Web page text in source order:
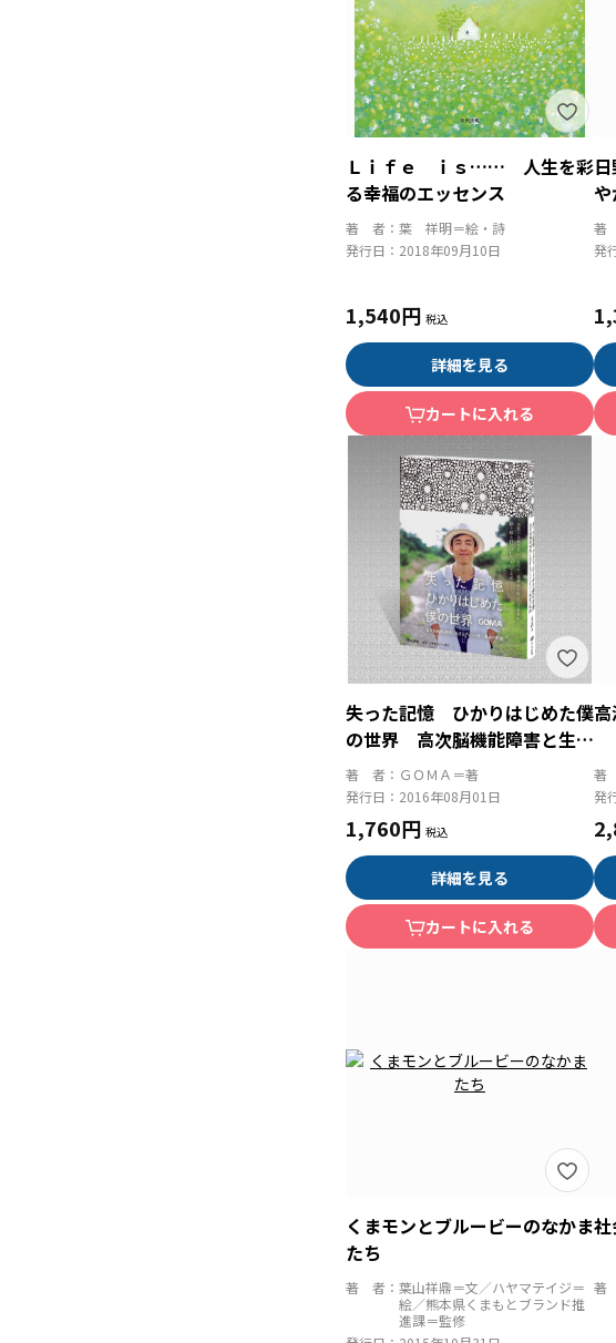
Ｌｉｆｅ ｉｓ…… 人生を彩
る幸福のエッセンス
著 者： 葉 祥明＝絵・詩
発行日： 2018年09月10日
1,540円
詳細を見る
カートに入れる
葉
著
発
失った記憶 ひかりはじめた僕
の世界 高次脳機能障害と生き
るディジュリドゥ奏者の軌跡
著 者： ＧＯＭＡ＝著
発行日： 2016年08月01日
1,760円
詳細を見る
カートに入れる
著
発
くまモンとブルービーのなかま
たち
著 者： 葉山祥鼎＝文／ハヤマテイジ＝
絵／熊本県くまもとブランド推
進課＝監修
著